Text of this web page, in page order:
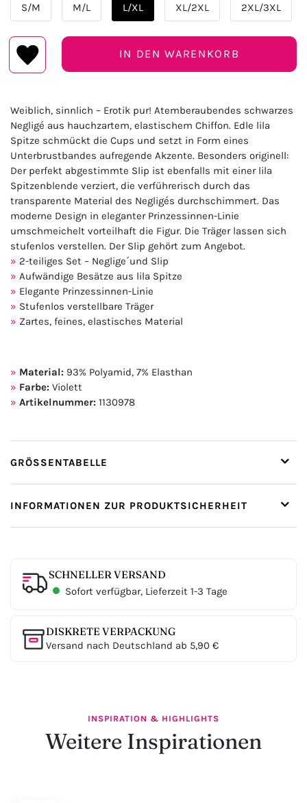
S/M M/L L/XL XL/2XL 2XL/3XL
IN DEN WARENKORB
Weiblich, sinnlich – Erotik pur! Atemberaubendes schwarzes
Negligé aus hauchzartem, elastischem Chiffon. Edle lila
Spitze schmückt die Cups und setzt in Form eines
Unterbrustbandes aufregende Akzente. Besonders originell:
Der perfekt abgestimmte Slip ist ebenfalls mit einer lila
Spitzenblende verziert, die verführerisch durch das
transparente Material des Negligés durchschimmert. Das
moderne Design in eleganter Prinzessinnen-Linie
umschmeichelt vorteilhaft die Figur. Die Träger lassen sich
stufenlos verstellen. Der Slip gehört zum Angebot.
2-teiliges Set – Neglige´und Slip
Aufwändige Besätze aus lila Spitze
Elegante Prinzessinnen-Linie
Stufenlos verstellbare Träger
Zartes, feines, elastisches Material
Material: 93% Polyamid, 7% Elasthan
Farbe: Violett
Artikelnummer: 1130978
GRÖSSENTABELLE
INFORMATIONEN ZUR PRODUKTSICHERHEIT
SCHNELLER VERSAND
Sofort verfügbar, Lieferzeit 1-3 Tage
DISKRETE VERPACKUNG
Versand nach Deutschland ab 5,90 €
INSPIRATION & HIGHLIGHTS
Weitere Inspirationen